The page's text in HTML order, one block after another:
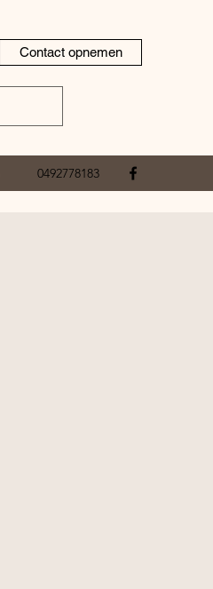
Contact opnemen
0492778183